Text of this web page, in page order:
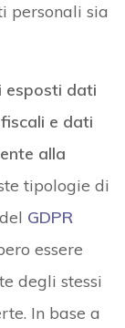
personali sia
esposti dati
e dati
alla
tipologie di
GDPR
essere
degli stessi
In base a